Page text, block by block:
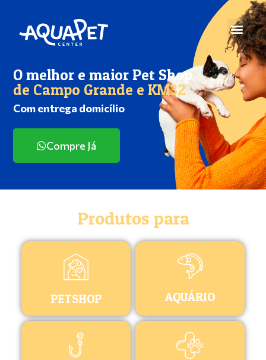
O melhor e maior Pet Shop
de Campo Grande e KM32
Com entrega domicílio
Compre Já
Produtos para
PETSHOP AQUÁRIO